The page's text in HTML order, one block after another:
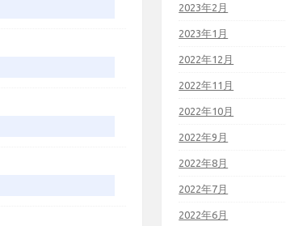
2023年2月
2023年1月
2022年12月
2022年11月
2022年10月
2022年9月
2022年8月
2022年7月
2022年6月